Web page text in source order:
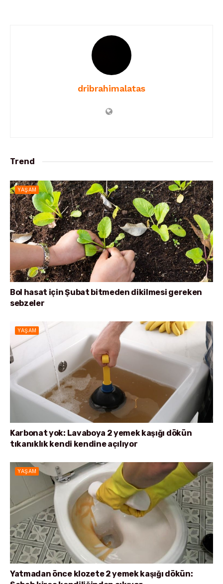
dribrahimalatas
Trend
YAŞAM
Bol hasat için Şubat bitmeden dikilmesi gereken
sebzeler
YAŞAM
Karbonat yok: Lavaboya 2 yemek kaşığı dökün
tıkanıklık kendi kendine açılıyor
YAŞAM
Yatmadan önce klozete 2 yemek kaşığı dökün: